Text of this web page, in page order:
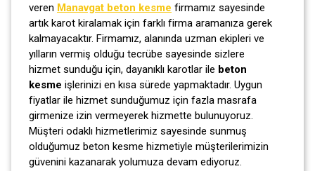
veren Manavgat beton kesme firmamız sayesinde
artık karot kiralamak için farklı firma aramanıza gerek
kalmayacaktır. Firmamız, alanında uzman ekipleri ve
yılların vermiş olduğu tecrübe sayesinde sizlere
hizmet sunduğu için, dayanıklı karotlar ile beton
kesme işlerinizi en kısa sürede yapmaktadır. Uygun
fiyatlar ile hizmet sunduğumuz için fazla masrafa
girmenize izin vermeyerek hizmette bulunuyoruz.
Müşteri odaklı hizmetlerimiz sayesinde sunmuş
olduğumuz beton kesme hizmetiyle müşterilerimizin
güvenini kazanarak yolumuza devam ediyoruz.